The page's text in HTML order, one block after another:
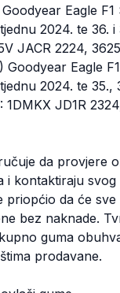
Eagle
2024. te 36. i
JACR 2224,
Goodyear Eagle
2024. te 35.,
1DMKX JD1R
da provjere
i kontaktiraju svog
priopćio da će
bez naknade.
guma
prodavane.